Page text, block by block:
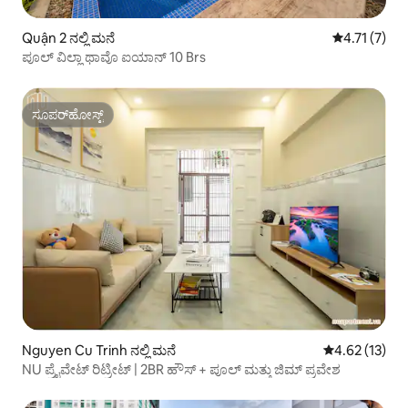
Quận 2 ನಲ್ಲಿ ಮನೆ 5 ರಲ್ಲಿ 4.71
4.71 (7)
ಪೂಲ್ ವಿಲ್ಲಾ ಥಾವೊ ಐಯಾನ್ 10 Brs
ಸೂಪರ್‌ಹೋಸ್ಟ್
ಸೂಪರ್‌ಹೋಸ್ಟ್
Nguyen Cu Trinh ನಲ್ಲಿ ಮನೆ 5 ರಲ್ಲಿ 4.62
4.62 (13)
NU ಪ್ರೈವೇಟ್ ರಿಟ್ರೀಟ್ | 2BR ಹೌಸ್ + ಪೂಲ್ ಮತ್ತು ಜಿಮ್ ಪ್ರವೇಶ